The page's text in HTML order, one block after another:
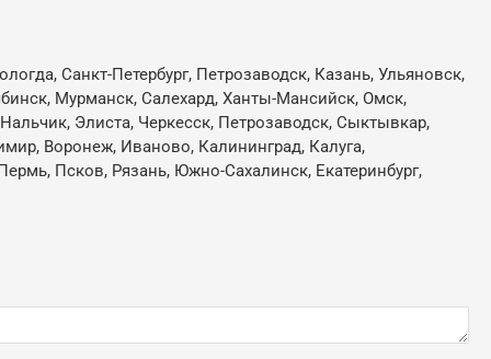
Санкт-Петербург, Петрозаводск, Казань, Ульяновск,
Мурманск, Салехард, Ханты-Мансийск, Омск,
Элиста, Черкесск, Петрозаводск, Сыктывкар,
Воронеж, Иваново, Калининград, Калуга,
Псков, Рязань, Южно-Сахалинск, Екатеринбург,